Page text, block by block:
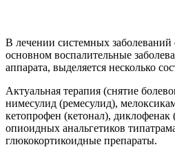
В лечении системных заболеваний
основном воспалительные
аппарата, выделяется несколько
Актуальная терапия (снятие
нимесулид (ремесулид),
кетопрофен (кетонал), диклофенак
опиоидных анальгетиков
глюкокортикоидные препараты.